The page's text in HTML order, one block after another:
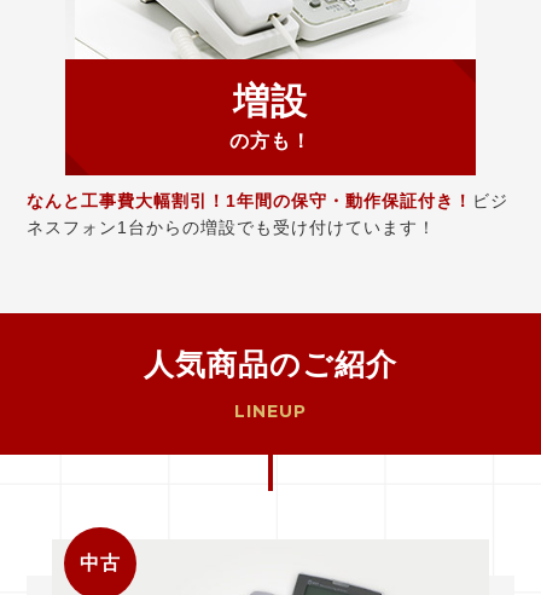
増設
の方も！
なんと工事費大幅割引！1年間の保守・動作保証付き！ ビジ
ネスフォン1台からの増設でも受け付けています！
人気商品のご紹介
LINEUP
中古